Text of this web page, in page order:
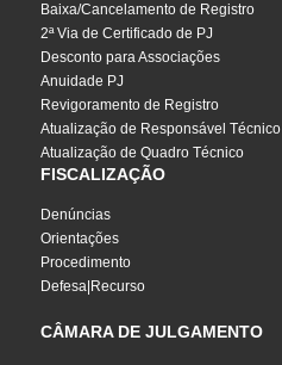
Baixa/Cancelamento de Registro
2ª Via de Certificado de PJ
Desconto para Associações
Anuidade PJ
Revigoramento de Registro
Atualização de Responsável Técnico
Atualização de Quadro Técnico
FISCALIZAÇÃO
Denúncias
Orientações
Procedimento
Defesa|Recurso
CÂMARA DE JULGAMENTO